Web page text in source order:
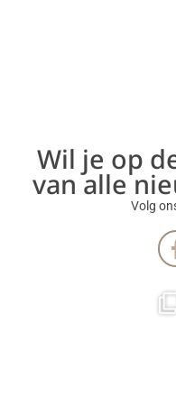
Wil je op
van alle
Volg